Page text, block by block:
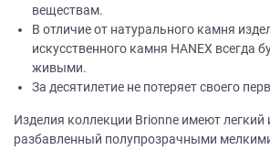
веществам.
В отличие от натурального камня
искусственного камня НANEХ всегда
живыми.
За десятилетие не потеряет своего
Изделия коллекции Brionne имеют легкий
разбавленный полупрозрачными